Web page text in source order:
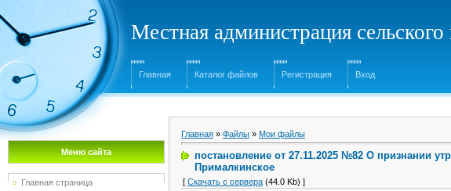
Местная администрация
Главная Каталог файлов Регистрация Вход
Меню сайта
Главная страница
Главная » Файлы » Мои файлы
постановление от 27.11.2025 №82 О признании
Прималкинское
[ Скачать с сервера (44.0 Kb) ]